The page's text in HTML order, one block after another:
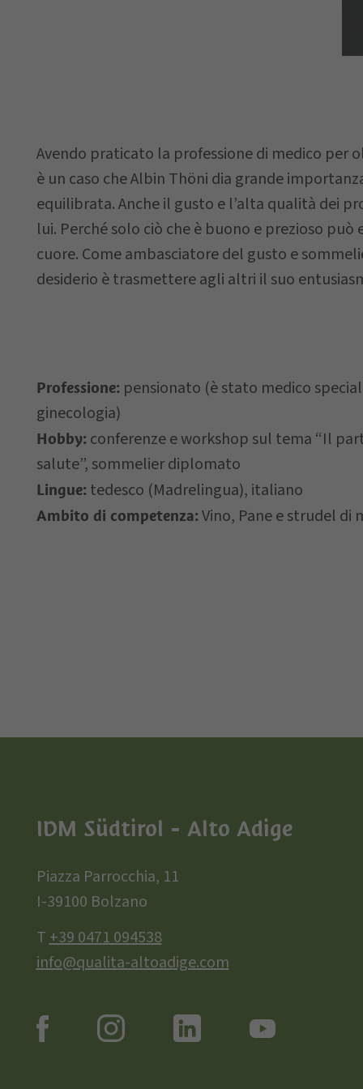
Avendo praticato la professione di medico per
è un caso che Albin Thöni dia grande
equilibrata. Anche il gusto e l’alta qualità dei
lui. Perché solo ciò che è buono e prezioso
cuore. Come ambasciatore del gusto e
desiderio è trasmettere agli altri il suo
Professione:pensionato (è stato medico
ginecologia)
Hobby:conferenze e workshop sul tema “Il
salute”, sommelier diplomato
Lingue:tedesco (Madrelingua), italiano
Ambito di competenza:Vino, Pane e strudel di
richiesta
Il vostro
Letto e
*= campi obbligatori
IDM Südtirol - Alto Adige
Piazza Parrocchia, 11
I-39100 Bolzano
T+39 0471 094538
info@qualita-altoadige.com